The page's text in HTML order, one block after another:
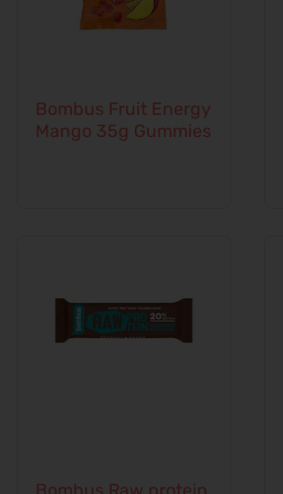
Bombus Fruit Energy
Mango 35g Gummies